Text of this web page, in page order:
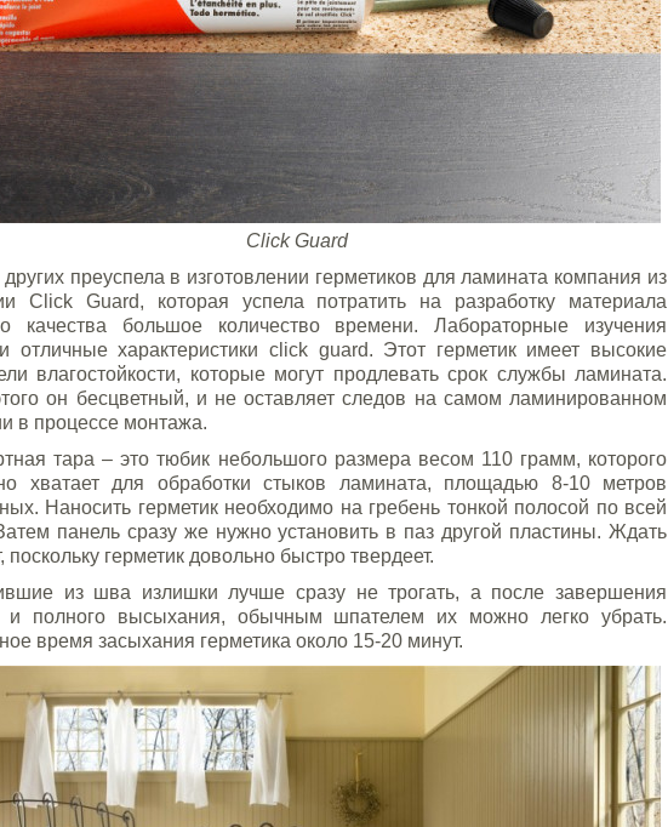
Click Guard
преуспела в изготовлении герметиков для ламината компания из
Click Guard, которая успела потратить на разработку материала
качества большое количество времени. Лабораторные изучения
отличные характеристики click guard. Этот герметик имеет высокие
влагостойкости, которые могут продлевать срок службы ламината.
он бесцветный, и не оставляет следов на самом ламинированном
в процессе монтажа.
тара – это тюбик небольшого размера весом 110 грамм, которого
хватает для обработки стыков ламината, площадью 8-10 метров
Наносить герметик необходимо на гребень тонкой полосой по всей
панель сразу же нужно установить в паз другой пластины. Ждать
поскольку герметик довольно быстро твердеет.
из шва излишки лучше сразу не трогать, а после завершения
и полного высыхания, обычным шпателем их можно легко убрать.
время засыхания герметика около 15-20 минут.